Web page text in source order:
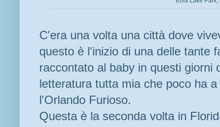
C'era una volta una città dove
questo è l'inizio di una delle tante
raccontato al baby in questi giorni
letteratura tutta mia che poco ha
l'Orlando Furioso.
Questa è la seconda volta in